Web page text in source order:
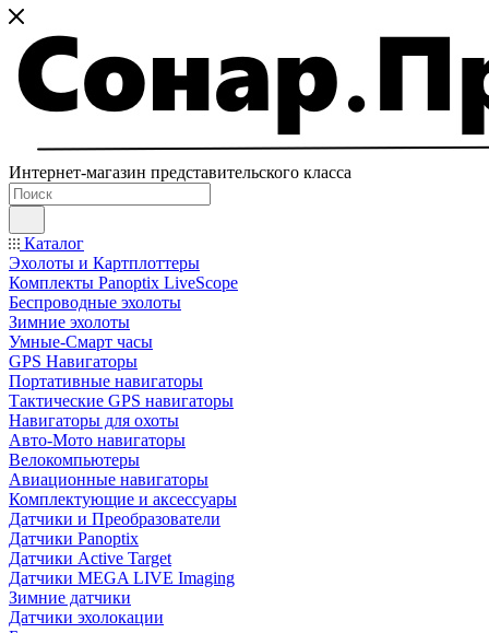
Интернет-магазин представительского класса
Каталог
Эхолоты и Картплоттеры
Комплекты Panoptix LiveScope
Беспроводные эхолоты
Зимние эхолоты
Умные-Смарт часы
GPS Навигаторы
Портативные навигаторы
Тактические GPS навигаторы
Навигаторы для охоты
Авто-Мото навигаторы
Велокомпьютеры
Авиационные навигаторы
Комплектующие и аксессуары
Датчики и Преобразователи
Датчики Panoptix
Датчики Active Target
Датчики MEGA LIVE Imaging
Зимние датчики
Датчики эхолокации